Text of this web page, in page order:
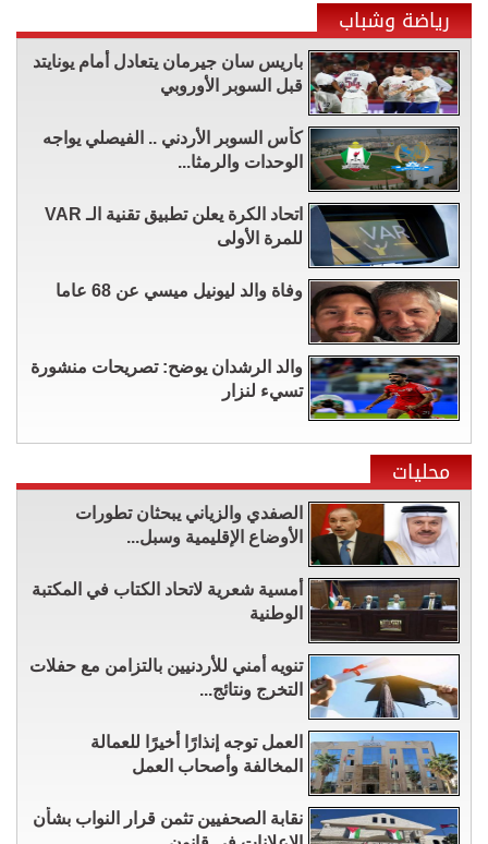
رياضة وشباب
باريس سان جيرمان يتعادل أمام يونايتد
قبل السوبر الأوروبي
كأس السوبر الأردني .. الفيصلي يواجه
الوحدات والرمثا...
اتحاد الكرة يعلن تطبيق تقنية الـ VAR
للمرة الأولى
وفاة والد ليونيل ميسي عن 68 عاما
والد الرشدان يوضح: تصريحات منشورة
تسيء لنزار
محليات
الصفدي والزياني يبحثان تطورات
الأوضاع الإقليمية وسبل...
أمسية شعرية لاتحاد الكتاب في المكتبة
الوطنية
تنويه أمني للأردنيين بالتزامن مع حفلات
التخرج ونتائج...
العمل توجه إنذارًا أخيرًا للعمالة
المخالفة وأصحاب العمل
نقابة الصحفيين تثمن قرار النواب بشأن